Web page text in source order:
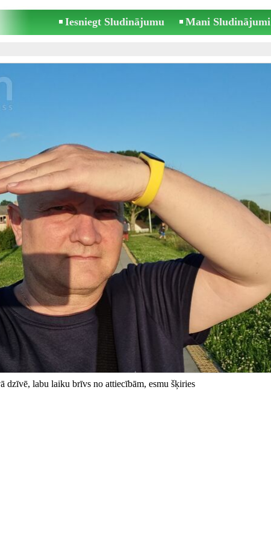
Iesniegt Sludinājumu Mani Sludinājumi
dzīvē, labu laiku brīvs no attiecībām, esmu šķiries